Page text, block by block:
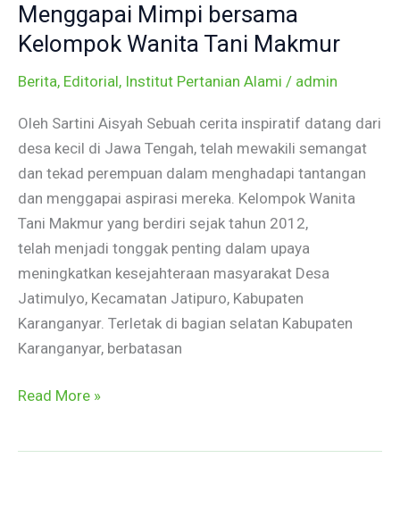
Menggapai Mimpi bersama
Kelompok Wanita Tani Makmur
Berita, Editorial, Institut Pertanian Alami / admin
Oleh Sartini Aisyah Sebuah cerita inspiratif datang dari
desa kecil di Jawa Tengah, telah mewakili semangat
dan tekad perempuan dalam menghadapi tantangan
dan menggapai aspirasi mereka. Kelompok Wanita
Tani Makmur yang berdiri sejak tahun 2012,
telah menjadi tonggak penting dalam upaya
meningkatkan kesejahteraan masyarakat Desa
Jatimulyo, Kecamatan Jatipuro, Kabupaten
Karanganyar. Terletak di bagian selatan Kabupaten
Karanganyar, berbatasan
bersama
Kelompok
Tani
Makmur
Read More »